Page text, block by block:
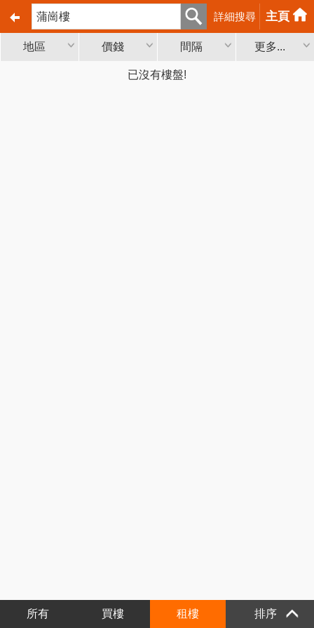
詳細搜尋 主頁
地區 價錢 間隔 更多...
已沒有樓盤!
所有 買樓 租樓 排序